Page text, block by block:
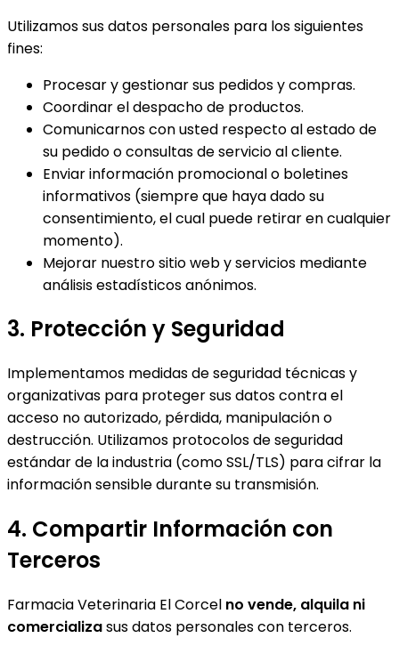
Utilizamos sus datos personales para los siguientes
fines:
Procesar y gestionar sus pedidos y compras.
Coordinar el despacho de productos.
Comunicarnos con usted respecto al estado de
su pedido o consultas de servicio al cliente.
Enviar información promocional o boletines
informativos (siempre que haya dado su
consentimiento, el cual puede retirar en cualquier
momento).
Mejorar nuestro sitio web y servicios mediante
análisis estadísticos anónimos.
3. Protección y Seguridad
Implementamos medidas de seguridad técnicas y
organizativas para proteger sus datos contra el
acceso no autorizado, pérdida, manipulación o
destrucción. Utilizamos protocolos de seguridad
estándar de la industria (como SSL/TLS) para cifrar la
información sensible durante su transmisión.
4. Compartir Información con
Terceros
Farmacia Veterinaria El Corcel no vende, alquila ni
comercializasus datos personales con terceros.